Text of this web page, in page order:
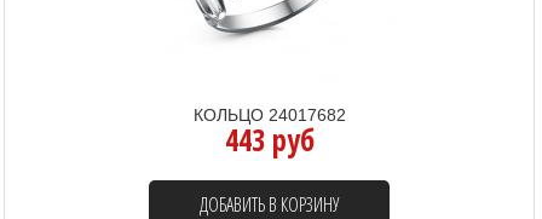
КОЛЬЦО 24017682
443 руб
ДОБАВИТЬ В КОРЗИНУ